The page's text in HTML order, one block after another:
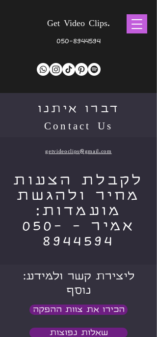
Get Video Clips.
050-8944594
דברו איתנו
Contact Us
getvideoclips@gmail.com
לקבלת הצעות
מחיר ולהגשת
מועמדות:
אמיר - 050-
8944594
:ליצירת קשר ולמידע
נוסף
הכירו את צוות ההפקה
שאלות נפוצות